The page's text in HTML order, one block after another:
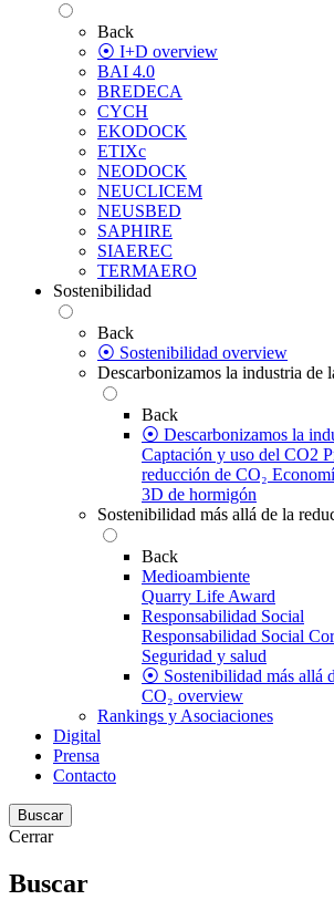
Back
⦿ I+D overview
BAI 4.0
BREDECA
CYCH
EKODOCK
ETIXc
NEODOCK
NEUCLICEM
NEUSBED
SAPHIRE
SIAEREC
TERMAERO
Sostenibilidad
Back
⦿ Sostenibilidad overview
Descarbonizamos la industria de
Back
⦿ Descarbonizamos la
Captación y uso del CO2
reducción de CO₂
3D de hormigón
Sostenibilidad más allá de la
Back
Medioambiente
Quarry Life Award
Responsabilidad Social
Responsabilidad Social
Seguridad y salud
⦿ Sostenibilidad más allá
CO₂ overview
Rankings y Asociaciones
Digital
Prensa
Contacto
Buscar
Cerrar
Buscar